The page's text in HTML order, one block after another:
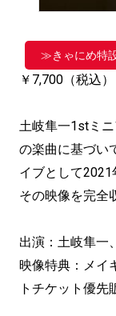
≫きゃにめ特
￥7,700（税込）
土岐隼一1stミ
の楽曲に基づい
イブとして2021
その映像を完全
出演：土岐隼一
映像特典：メイ
トチケット優先